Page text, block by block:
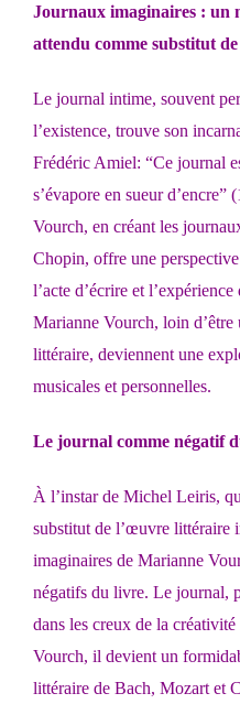
Journaux imaginaires : un
attendu comme substitut de
Le journal intime, souvent
l’existence, trouve son
Frédéric Amiel: “Ce journal
s’évapore en sueur
Vourch, en créant les
Chopin, offre une
l’acte d’écrire et
Marianne Vourch, loin d’être
littéraire, deviennent une
musicales et personnelles.
Le journal comme négatif
À l’instar de Michel Leiris,
substitut de l’œuvre littéraire
imaginaires de Marianne
négatifs du livre. Le journal,
dans les creux de la
Vourch, il devient un
littéraire de Bach, Mozart et